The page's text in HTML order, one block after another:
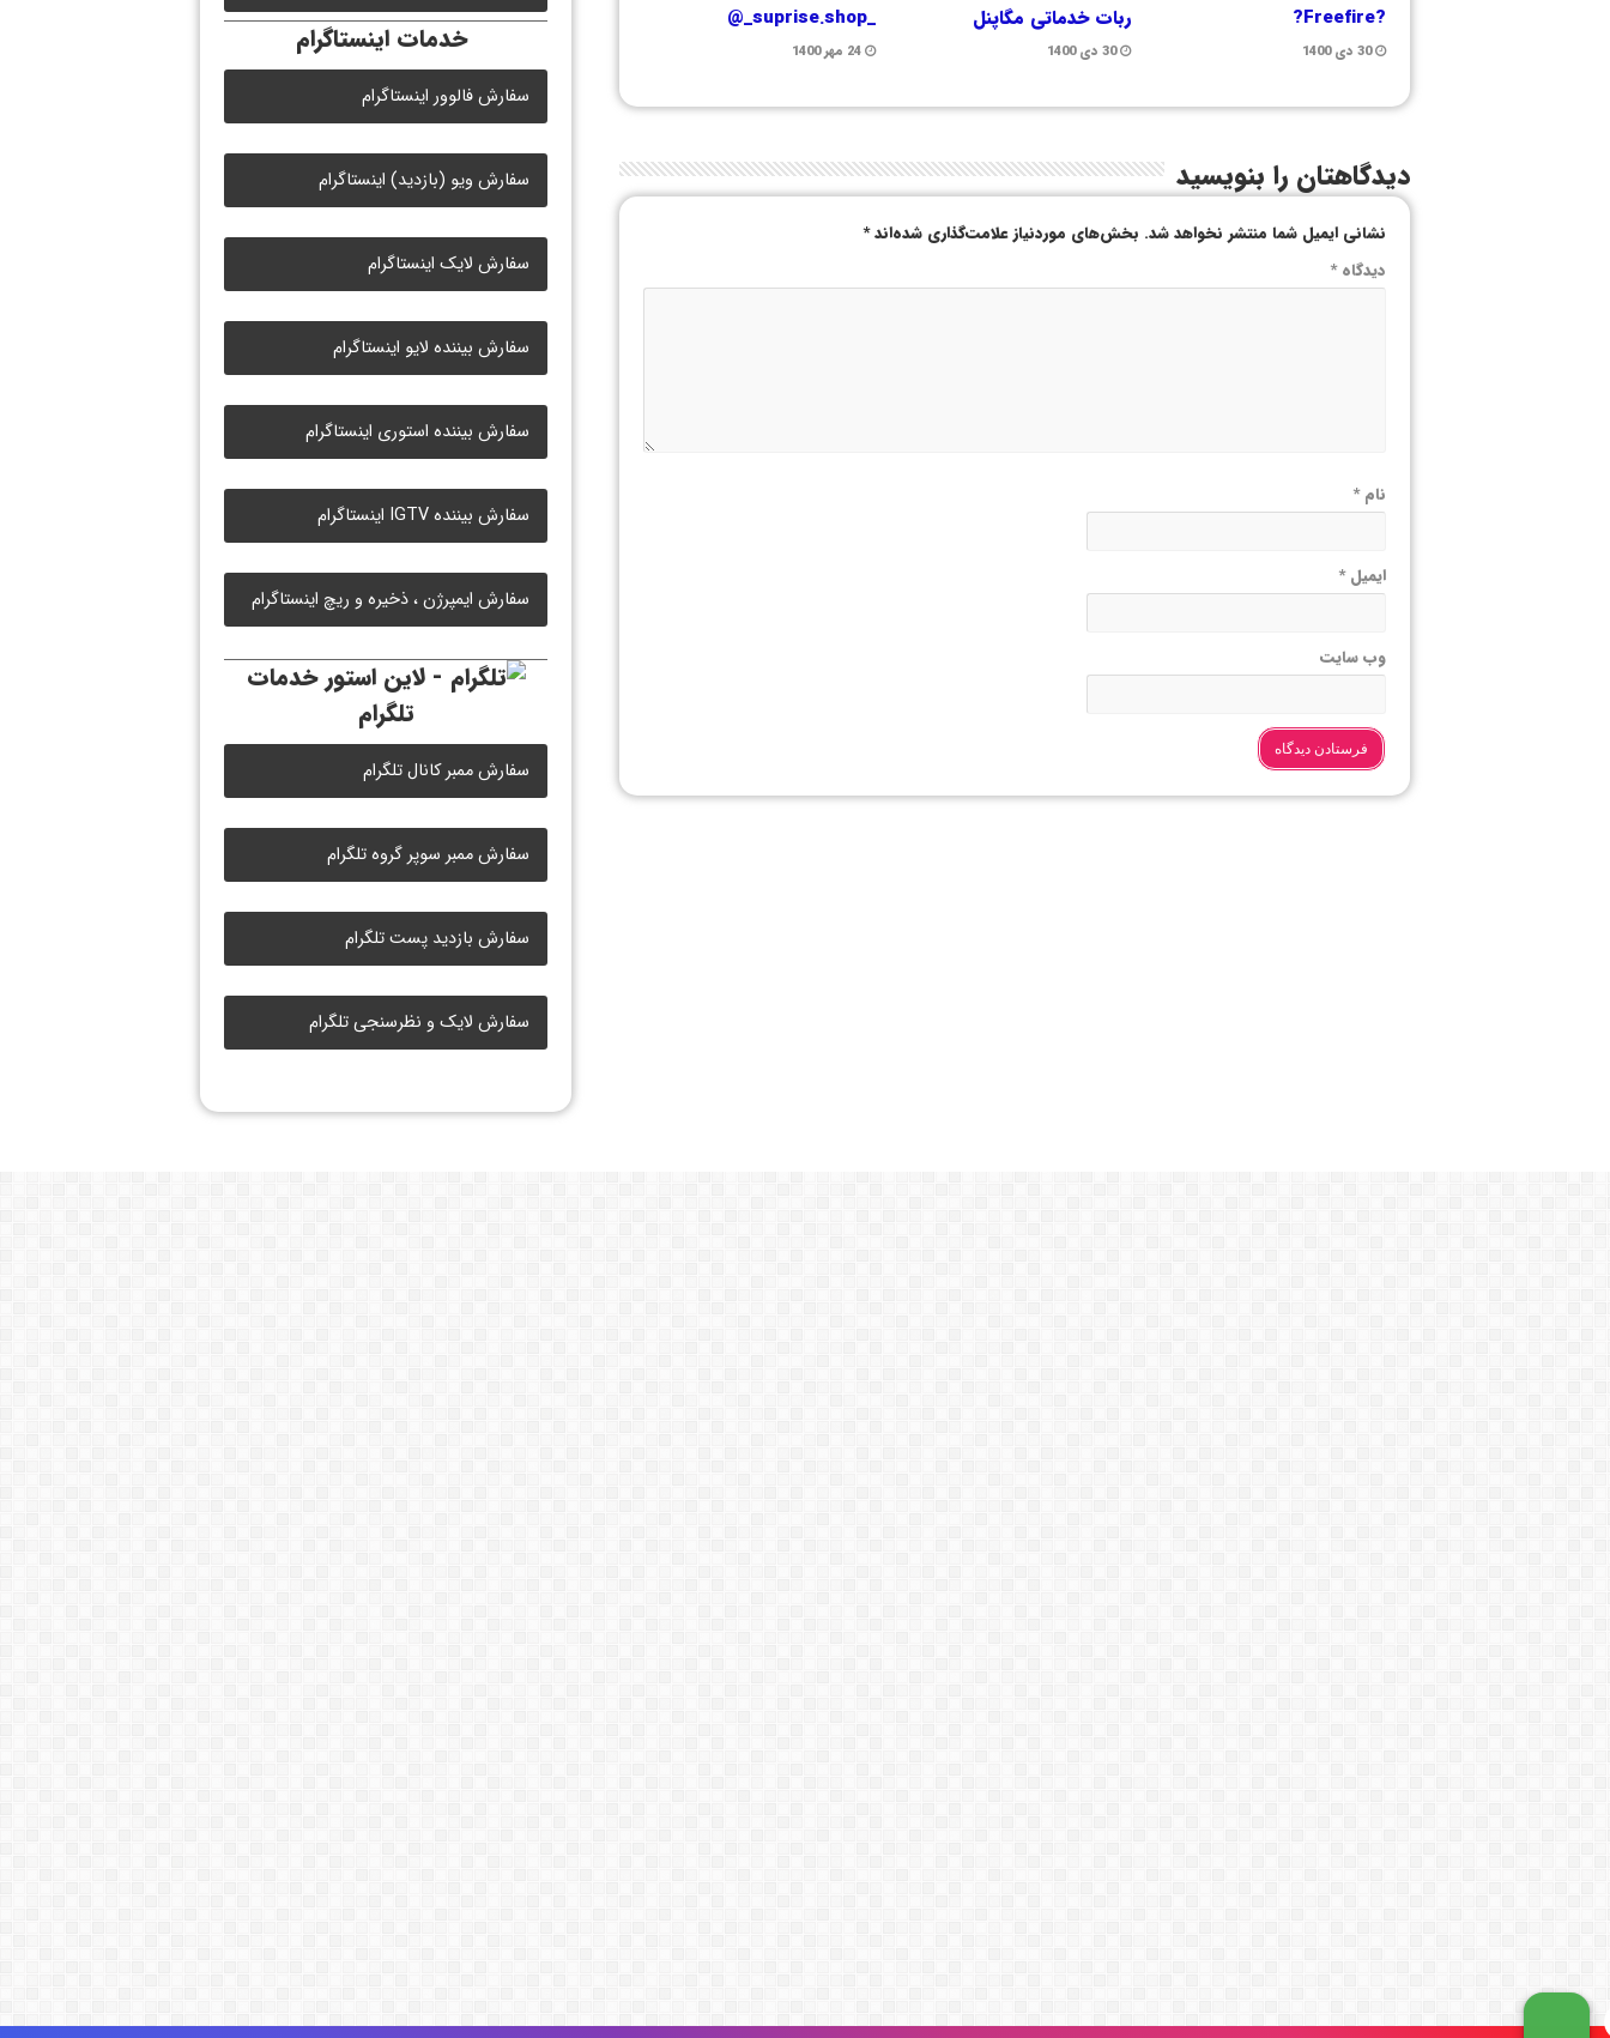
?Freefire?
30 دی 1400
ربات خدماتی مگاپنل
30 دی 1400
_suprise.shop_@
24 مهر 1400
دیدگاهتان را بنویسید
نشانی ایمیل شما منتشر نخواهد شد. بخش‌های موردنیاز علامت‌گذاری شده‌اند*
دیدگاه*
نام*
ایمیل*
وب‌ سایت
لایک رادیو جوان
خدمات اینستاگرام
سفارش فالوور اینستاگرام
سفارش ویو (بازدید) اینستاگرام
سفارش لایک اینستاگرام
سفارش بیننده لایو اینستاگرام
سفارش بیننده استوری اینستاگرام
سفارش بیننده IGTV اینستاگرام
سفارش ایمپرژن ، ذخیره و ریچ اینستاگرام
خدمات
تلگرام
سفارش ممبر کانال تلگرام
سفارش ممبر سوپر گروه تلگرام
سفارش بازدید پست تلگرام
سفارش لایک و نظرسنجی تلگرام